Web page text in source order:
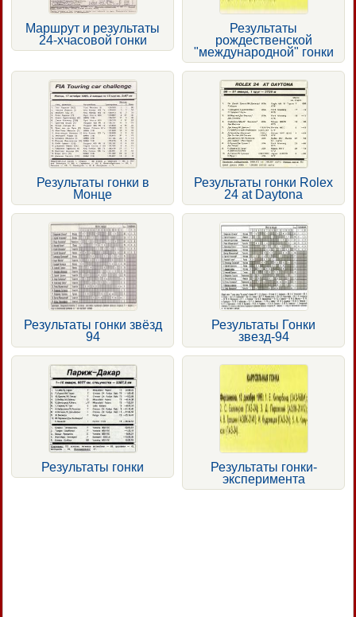
Маршрут и результаты
24-хчасовой гонки
Результаты
рождественской
"международной" гонки
Результаты гонки в
Монце
Результаты гонки Rolex
24 at Daytona
Результаты гонки звёзд
94
Результаты Гонки
звезд-94
Результаты гонки
Результаты гонки-
эксперимента